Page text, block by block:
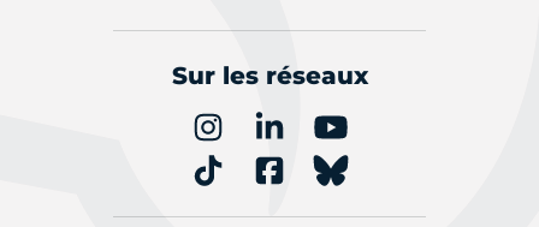
Sur les réseaux